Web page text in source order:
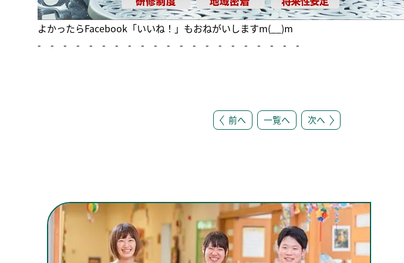
よかったらFacebook「いいね！」 もおねがいしますm(__)m
- - - - - - - - - - - - - - - - - - - - -
前へ 一覧へ 次へ